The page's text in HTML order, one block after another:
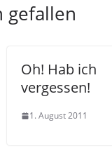
gefallen
Oh! Hab ich
vergessen!
1. August 2011